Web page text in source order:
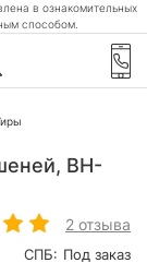
в ознакомительных
способом.
BH-
2 отзыва
СПБ: Под заказ